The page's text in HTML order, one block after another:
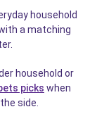
household
a matching
household or
picks when
side.